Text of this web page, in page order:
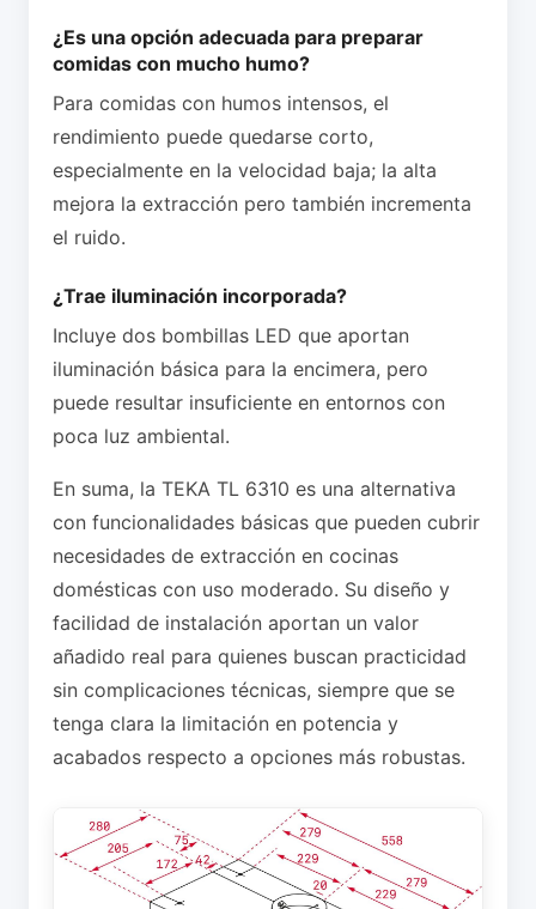
¿Es una opción adecuada para preparar
comidas con mucho humo?
Para comidas con humos intensos, el
rendimiento puede quedarse corto,
especialmente en la velocidad baja; la alta
mejora la extracción pero también incrementa
el ruido.
¿Trae iluminación incorporada?
Incluye dos bombillas LED que aportan
iluminación básica para la encimera, pero
puede resultar insuficiente en entornos con
poca luz ambiental.
En suma, la TEKA TL 6310 es una alternativa
con funcionalidades básicas que pueden cubrir
necesidades de extracción en cocinas
domésticas con uso moderado. Su diseño y
facilidad de instalación aportan un valor
añadido real para quienes buscan practicidad
sin complicaciones técnicas, siempre que se
tenga clara la limitación en potencia y
acabados respecto a opciones más robustas.